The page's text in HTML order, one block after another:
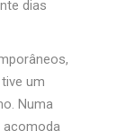
dias
um
Numa
acomoda